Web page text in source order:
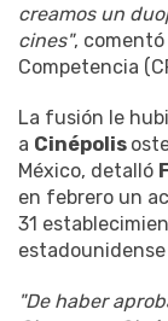
creamos un
cines", comentó
Competencia
La fusión le
a Cinépolis
México, detalló
en febrero un
31
estadounidense
"De haber